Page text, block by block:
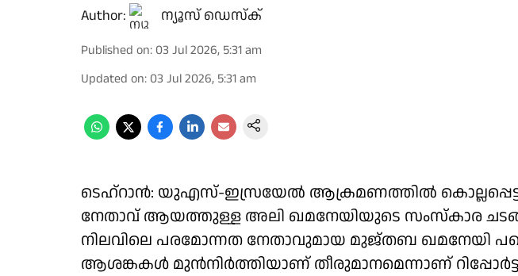
Author: ന്യൂസ് ഡെസ്ക്
Published on: 03 Jul 2026, 5:31 am
Updated on: 03 Jul 2026, 5:31 am
ടെഹ്‌റാന്‍: യുഎസ്-ഇസ്രയേല്‍ ആക്രമണത്തില്‍ കൊല്ലപ്പെട്ട
നേതാവ് ആയത്തുള്ള അലി ഖമനേയിയുടെ സംസ്‌കാര
നിലവിലെ പരമോന്നത നേതാവുമായ മുജ്തബ ഖമനേയി
ആശങ്കകള്‍ മുന്‍നിര്‍ത്തിയാണ് തീരുമാനമെന്നാണ്